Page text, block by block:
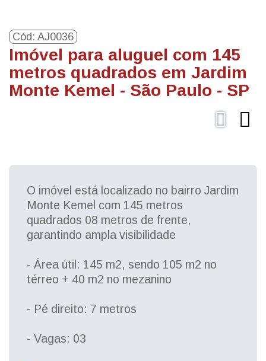
Cód: AJ0036
Imóvel para aluguel com 145
metros quadrados em Jardim
Monte Kemel - São Paulo - SP
O imóvel está localizado no bairro Jardim
Monte Kemel com 145 metros
quadrados 08 metros de frente,
garantindo ampla visibilidade
- Área útil: 145 m2, sendo 105 m2 no
térreo + 40 m2 no mezanino
- Pé direito: 7 metros
- Vagas: 03